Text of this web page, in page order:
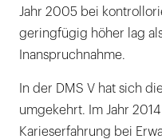
Jahr 2005 bei
geringfügig höher lag
Inanspruchnahme.
In der DMS V hat sich
umgekehrt. Im Jahr
Karieserfahrung bei